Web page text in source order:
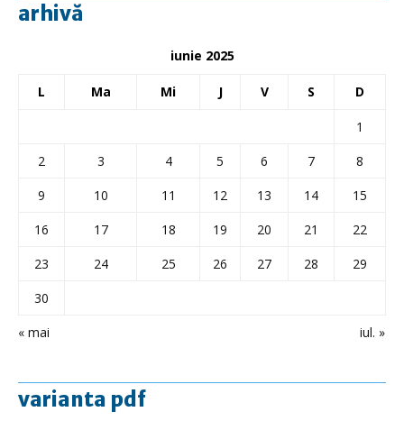
arhivă
iunie 2025
L Ma Mi J V S D
« mai iul. »
1
2
3 4 5 6 7
8
9
10 11 12 13 14
15
16
17 18 19 20 21
22
23
24 25 26 27 28
29
30
varianta pdf